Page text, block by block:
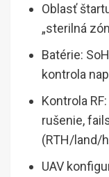
Oblasť
„sterilná
Batérie:
kontrola
Kontrola
rušenie,
(RTH/land/
UAV